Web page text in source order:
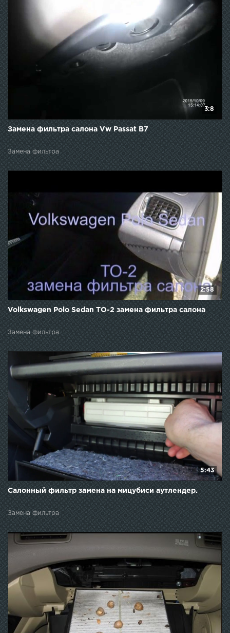
3:8
Замена фильтра салона Vw Passat B7
Замена фильтра
2:58
Volkswagen Polo Sedan ТО-2 замена фильтра салона
Замена фильтра
5:43
Салонный фильтр замена на мицубиси аутлендер.
Замена фильтра